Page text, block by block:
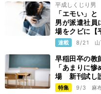
平成しくじり男
「エモい」
男が派遣社員
場をクビに【
連載 8/21
早稲田卒の教
「あまりに
場 新刊試し
特集 9/3 麻